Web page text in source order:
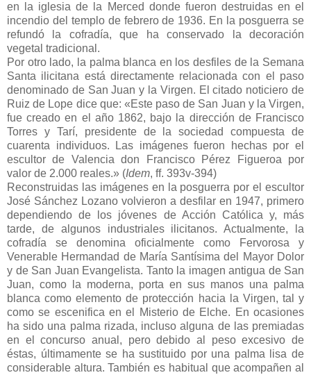
en la iglesia de la Merced donde fueron destruidas en el
incendio del templo de febrero de 1936. En la posguerra se
refundó la cofradía, que ha conservado la decoración
vegetal tradicional.
Por otro lado, la palma blanca en los desfiles de la Semana
Santa ilicitana está directamente relacionada con el paso
denominado de San Juan y la Virgen. El citado noticiero de
Ruiz de Lope dice que: «Este paso de San Juan y la Virgen,
fue creado en el año 1862, bajo la dirección de Francisco
Torres y Tarí, presidente de la sociedad compuesta de
cuarenta individuos. Las imágenes fueron hechas por el
escultor de Valencia don Francisco Pérez Figueroa por
valor de 2.000 reales.» (Idem, ff. 393v-394)
Reconstruidas las imágenes en la posguerra por el escultor
José Sánchez Lozano volvieron a desfilar en 1947, primero
dependiendo de los jóvenes de Acción Católica y, más
tarde, de algunos industriales ilicitanos. Actualmente, la
cofradía se denomina oficialmente como Fervorosa y
Venerable Hermandad de María Santísima del Mayor Dolor
y de San Juan Evangelista. Tanto la imagen antigua de San
Juan, como la moderna, porta en sus manos una palma
blanca como elemento de protección hacia la Virgen, tal y
como se escenifica en el Misterio de Elche. En ocasiones
ha sido una palma rizada, incluso alguna de las premiadas
en el concurso anual, pero debido al peso excesivo de
éstas, últimamente se ha sustituido por una palma lisa de
considerable altura. También es habitual que acompañen al